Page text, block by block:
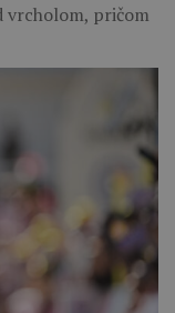
vrcholom, pričom